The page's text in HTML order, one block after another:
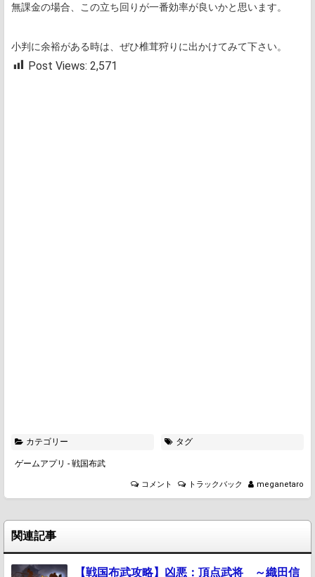
無課金の場合、この立ち回りが一番効率が良いかと思います。
小判に余裕がある時は、ぜひ椎茸狩りに出かけてみて下さい。
Post Views: 2,571
カテゴリー
ゲームアプリ - 戦国布武
タグ
コメント トラックバック meganetaro
関連記事
【戦国布武攻略】凶悪：頂点武将 ～織田信